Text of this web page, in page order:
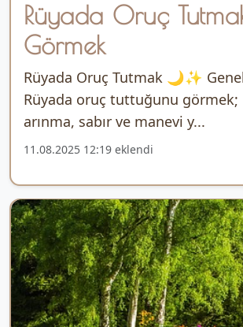
Rüyada Oruç
Görmek
Rüyada Oruç Tutmak 🌙✨
Rüyada oruç tuttuğunu görmek;
arınma, sabır ve manevi y...
11.08.2025 12:19 eklendi